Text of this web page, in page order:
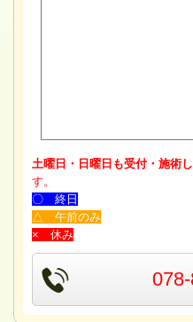
土曜日・日曜日も受付・施術し
す。
〇 終日
△ 午前のみ
× 休み